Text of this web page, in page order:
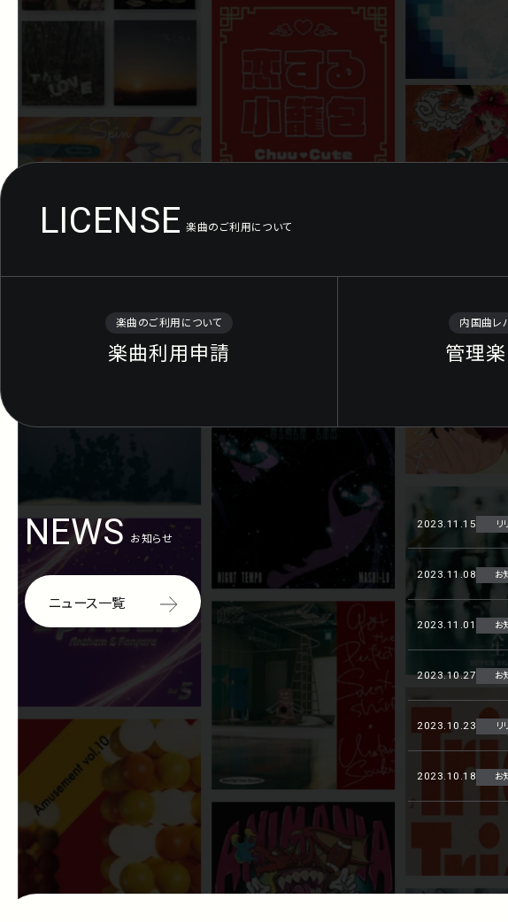
LICENSE 楽曲のご利用について
楽曲のご利用について
楽曲利用申請
内国曲レ
管理
NEWS お知らせ
ニュース一覧
2023.11.15 リ
2023.11.08 お
2023.11.01 お
2023.10.27 お
2023.10.23 リ
2023.10.18 お